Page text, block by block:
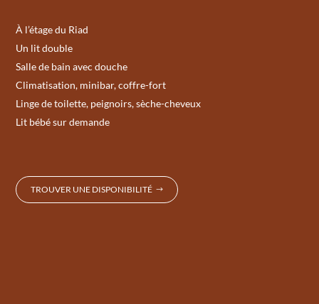
À l’étage du Riad
Un lit double
Salle de bain avec douche
Climatisation, minibar, coffre-fort
Linge de toilette, peignoirs, sèche-cheveux
Lit bébé sur demande
TROUVER UNE DISPONIBILITÉ